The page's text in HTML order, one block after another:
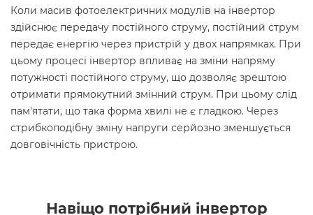
Коли масив фотоелектричних модулів на інвертор
здійснює передачу постійного струму, постійний струм
передає енергію через пристрій у двох напрямках. При
цьому процесі інвертор впливає на зміни напряму
потужності постійного струму, що дозволяє зрештою
отримати прямокутний змінний струм. При цьому слід
пам'ятати, що така форма хвилі не є гладкою. Через
стрибкоподібну зміну напруги серйозно зменшується
довговічність пристрою.
Навіщо потрібний інвертор